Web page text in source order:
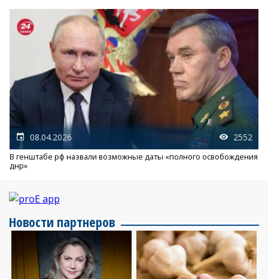
08.04.2026 2552
В генштабе рф назвали возможные даты «полного освобождения
днр»
Новости партнеров